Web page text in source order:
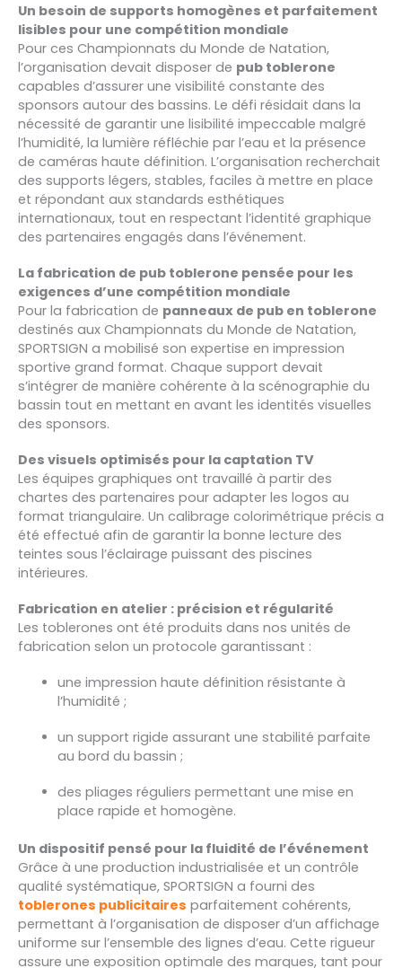
Un besoin de supports homogènes et parfaitement
lisibles pour une compétition mondiale
Pour ces Championnats du Monde de Natation,
l’organisation devait disposer de pub toblerone
capables d’assurer une visibilité constante des
sponsors autour des bassins. Le défi résidait dans la
nécessité de garantir une lisibilité impeccable malgré
l’humidité, la lumière réfléchie par l’eau et la présence
de caméras haute définition. L’organisation recherchait
des supports légers, stables, faciles à mettre en place
et répondant aux standards esthétiques
internationaux, tout en respectant l’identité graphique
des partenaires engagés dans l’événement.
La fabrication de pub toblerone pensée pour les
exigences d’une compétition mondiale
Pour la fabrication de panneaux de pub en toblerone
destinés aux Championnats du Monde de Natation,
SPORTSIGN a mobilisé son expertise en impression
sportive grand format. Chaque support devait
s’intégrer de manière cohérente à la scénographie du
bassin tout en mettant en avant les identités visuelles
des sponsors.
Des visuels optimisés pour la captation TV
Les équipes graphiques ont travaillé à partir des
chartes des partenaires pour adapter les logos au
format triangulaire. Un calibrage colorimétrique précis a
été effectué afin de garantir la bonne lecture des
teintes sous l’éclairage puissant des piscines
intérieures.
Fabrication en atelier : précision et régularité
Les toblerones ont été produits dans nos unités de
fabrication selon un protocole garantissant :
une impression haute définition résistante à
l’humidité ;
un support rigide assurant une stabilité parfaite
au bord du bassin ;
des pliages réguliers permettant une mise en
place rapide et homogène.
Un dispositif pensé pour la fluidité de l’événement
Grâce à une production industrialisée et un contrôle
qualité systématique, SPORTSIGN a fourni des
toblerones publicitaires parfaitement cohérents,
permettant à l’organisation de disposer d’un affichage
uniforme sur l’ensemble des lignes d’eau. Cette rigueur
assure une exposition optimale des marques, tant pour